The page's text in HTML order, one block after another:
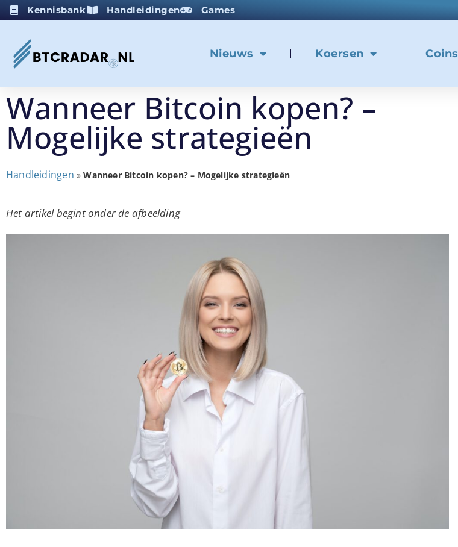
Kennisbank Handleidingen Games
Nieuws Koersen Coins
Wanneer Bitcoin kopen? –
Mogelijke strategieën
Handleidingen »Wanneer Bitcoin kopen? – Mogelijke strategieën
Het artikel begint onder de afbeelding